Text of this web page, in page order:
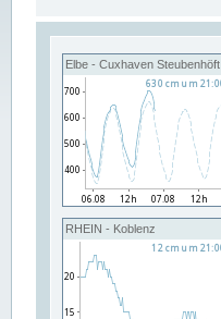
Elbe - Cuxhaven Steubenhöft
RHEIN - Koblenz